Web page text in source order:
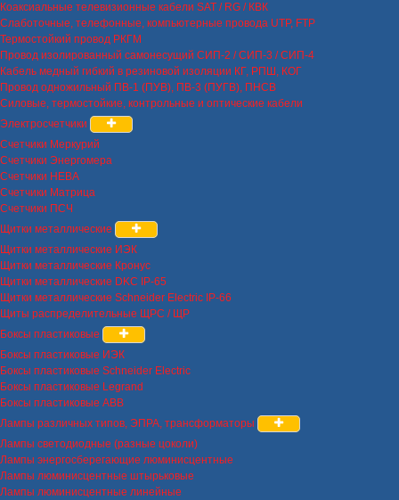
Коаксиальные телевизионные кабели SAT / RG / КВК
Слаботочные, телефонные, компьютерные провода UTP, FTP
Термостойкий провод РКГМ
Провод изолированный самонесущий СИП-2 / СИП-3 / СИП-4
Кабель медный гибкий в резиновой изоляции КГ, РПШ, КОГ
Провод одножильный ПВ-1 (ПУВ), ПВ-3 (ПУГВ), ПНСВ
Силовые, термостойкие, контрольные и оптические кабели
Электросчетчики
Счетчики Меркурий
Счетчики Энергомера
Счетчики НЕВА
Счетчики Матрица
Счетчики ПСЧ
Щитки металлические
Щитки металлические ИЭК
Щитки металлические Кронус
Щитки металлические DKC IP-65
Щитки металлические Schneider Electric IP-66
Щиты распределительные ЩРС / ЩР
Боксы пластиковые
Боксы пластиковые ИЭК
Боксы пластиковые Schneider Electric
Боксы пластиковые Legrand
Боксы пластиковые ABB
Лампы различных типов, ЭПРА, трансформаторы
Лампы светодиодные (разные цоколи)
Лампы энергосберегающие люминисцентные
Лампы люминисцентные штырьковые
Лампы люминисцентные линейные